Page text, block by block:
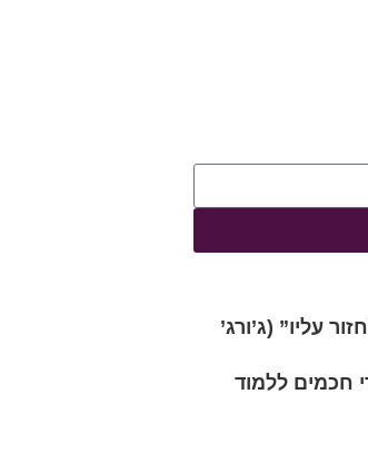
עליו” (ג’ורג’
חכמים ללמוד